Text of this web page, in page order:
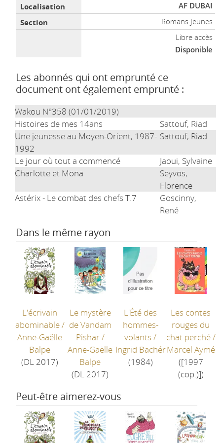
AF DUBAI
Romans Jeunes
Libre accès
Disponible
Les abonnés qui ont emprunté ce
document ont également emprunté :
Wakou N°358 (01/01/2019)
Histoires de mes 14ans
Sattouf, Riad
Une jeunesse au Moyen-Orient, 1987-
1992
Sattouf, Riad
Le jour où tout a commencé
Jaoui, Sylvaine
Charlotte et Mona
Seyvos,
Florence
Astérix - Le combat des chefs T.7
Goscinny,
René
Dans le même rayon
L'écrivain
abominable/
Anne-Gaëlle
Balpe
(DL 2017)
Le mystère
de Vandam
Pishar/
Anne-Gaëlle
Balpe
(DL 2017)
L'Été des
hommes-
volants /
Ingrid Bachér
(1984)
Les contes
rouges du
chat perché/
Marcel Aymé
([1997
(cop.)])
Peut-être aimerez-vous